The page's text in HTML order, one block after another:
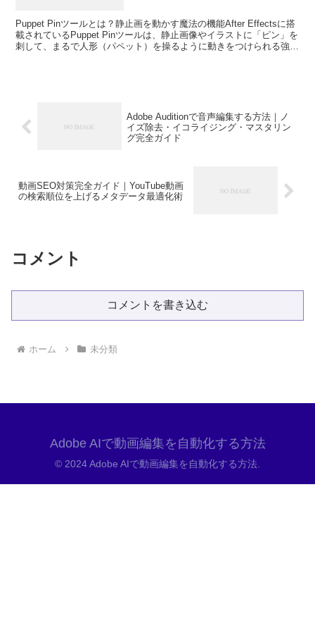
Puppet Pinツールとは？静止画を動かす魔法の機能After Effectsに搭
載されているPuppet Pinツールは、静止画像やイラストに「ピン」を
刺して、まるで人形（パペット）を操るように動きをつけられる強力
Adobe Auditionで音声編集する方法｜ノ
イズ除去・イコライジング・マスタリン
グ完全ガイド
動画SEO対策完全ガイド｜YouTube動画
の検索順位を上げるメタデータ最適化術
コメント
コメントを書き込む
ホーム 未分類
Adobe AIで動画編集を自動化する方法
© 2024 Adobe AIで動画編集を自動化する方法.